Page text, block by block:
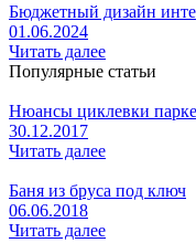
Бюджетный дизайн
01.06.2024
Читать далее
Популярные статьи
Нюансы циклевки
30.12.2017
Читать далее
Баня из бруса под ключ
06.06.2018
Читать далее